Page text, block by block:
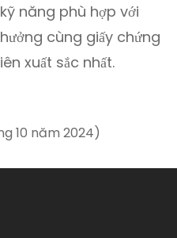
năng phù hợp với
cùng giấy chứng
xuất sắc nhất.
10 năm 2024)